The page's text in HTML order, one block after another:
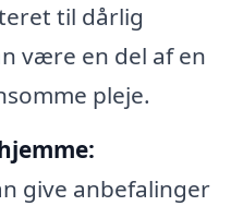
til dårlig
være en del af en
pleje.
give anbefalinger